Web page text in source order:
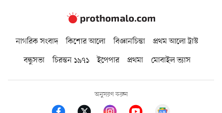
নাগরিক সংবাদ কিশোর আলো বিজ্ঞানচিন্তা
প্রথম আলো ট্রাস্ট
বন্ধুসভা
চিরন্তন ১৯৭১ ইপেপার প্রথমা মোবাইল ভ্যাস
অনুসরণ করুন